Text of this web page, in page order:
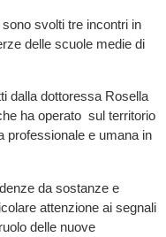
svolti tre incontri in
delle scuole medie di
dalla dottoressa Rosella
ha operato sul territorio
professionale e umana in
da sostanze e
attenzione ai segnali
delle nuove